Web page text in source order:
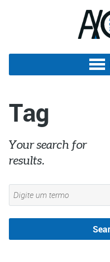
Tag
Your search for
results.